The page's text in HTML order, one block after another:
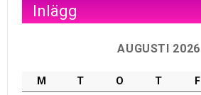
Inlägg
AUGUSTI 2026
M T O T F